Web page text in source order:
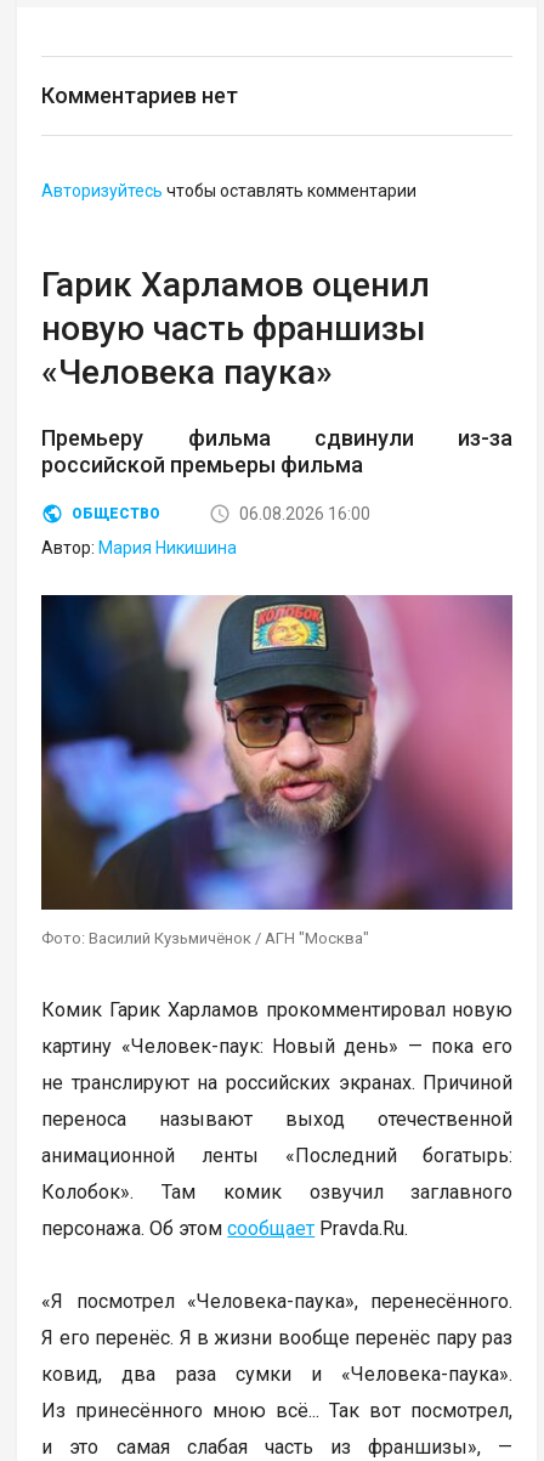
Комментариев нет
Авторизуйтесь чтобы оставлять комментарии
Гарик Харламов оценил
новую часть франшизы
«Человека паука»
Премьеру фильма сдвинули из-за
российской премьеры фильма
ОБЩЕСТВО
06.08.2026 16:00
Автор: Мария Никишина
Фото: Василий Кузьмичёнок / АГН "Москва"
Комик Гарик Харламов прокомментировал новую
картину «Человек-паук: Новый день» — пока его
не транслируют на российских экранах. Причиной
переноса называют выход отечественной
анимационной ленты «Последний богатырь:
Колобок». Там комик озвучил заглавного
персонажа. Об этомсообщает Pravda.Ru.
«Я посмотрел «Человека-паука», перенесённого.
Я его перенёс. Я в жизни вообще перенёс пару раз
ковид, два раза сумки и «Человека-паука».
Из принесённого мною всё... Так вот посмотрел,
и это самая слабая часть из франшизы», —